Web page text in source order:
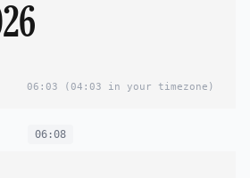
06:03 (04:03 in your timezone)
06:08